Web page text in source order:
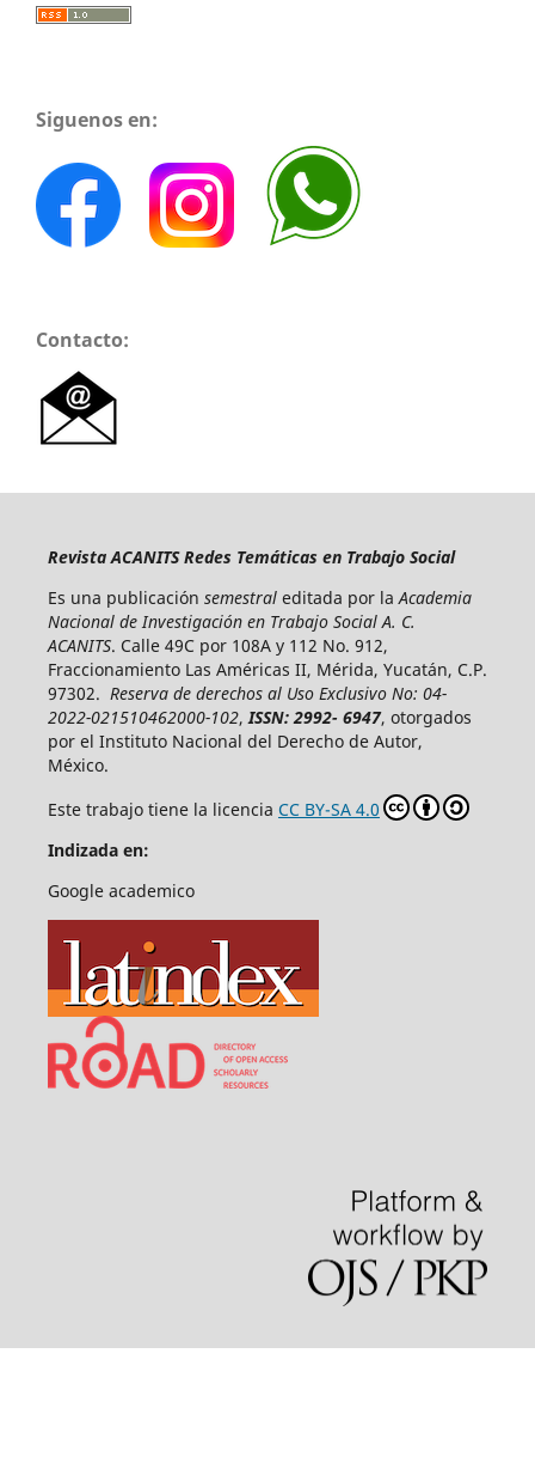
Siguenos en:
Contacto:
Revista ACANITS Redes Temáticas en Trabajo Social
Es una publicación semestraleditada por la Academia
Nacional de Investigación en Trabajo Social A. C.
ACANITS. Calle 49C por 108A y 112 No. 912,
Fraccionamiento Las Américas II, Mérida, Yucatán, C.P.
97302. Reserva de derechos al Uso Exclusivo No: 04-
2022-021510462000-102, ISSN: 2992- 6947, otorgados
por el Instituto Nacional del Derecho de Autor,
México.
Este trabajo tiene la licencia CC BY-SA 4.0
Indizada en:
Google academico